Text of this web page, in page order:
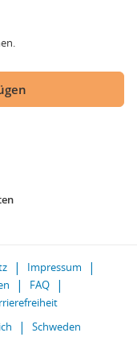
Impressum
FAQ
Schweden